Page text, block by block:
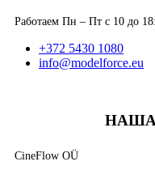
Работаем Пн – Пт с 10 до
+372 5430 1080
info@modelforce.eu
CineFlow OÜ